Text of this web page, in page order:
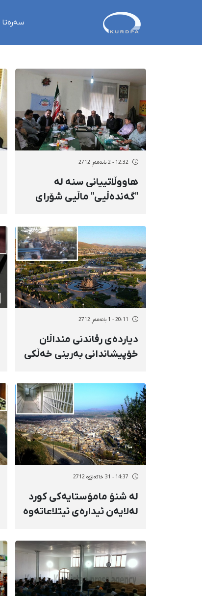
سەرەتا
12:32 - 2 بانەمەڕ 2712
هاووڵاتییانی سنە لە
"گەندەڵیی" ماڵیی شۆرای
20:11 - 1 بانەمەڕ 2712
دیاردەی رفاندنی منداڵان
خۆپیشاندانی بەرینی خەڵكی
14:37 - 31 خاکەلێوه 2712
لە شنۆ مامۆستایەكی كورد
لەلایەن ئیدارەی ئیتلاعاتەوە